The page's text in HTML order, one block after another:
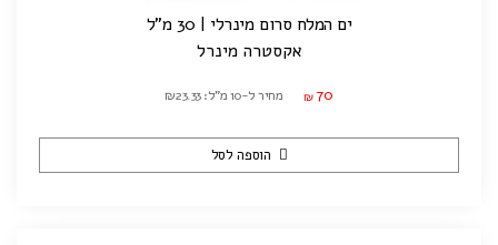
ים המלח סרום מינרלי | 30 מ"ל
אקסטרה מינרל
₪ 70 מחיר ל-10 מ"ל: ₪23.33
הוספה לסל